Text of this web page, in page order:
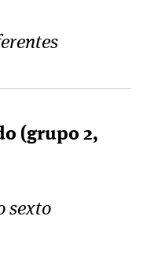
(grupo 2,
sexto